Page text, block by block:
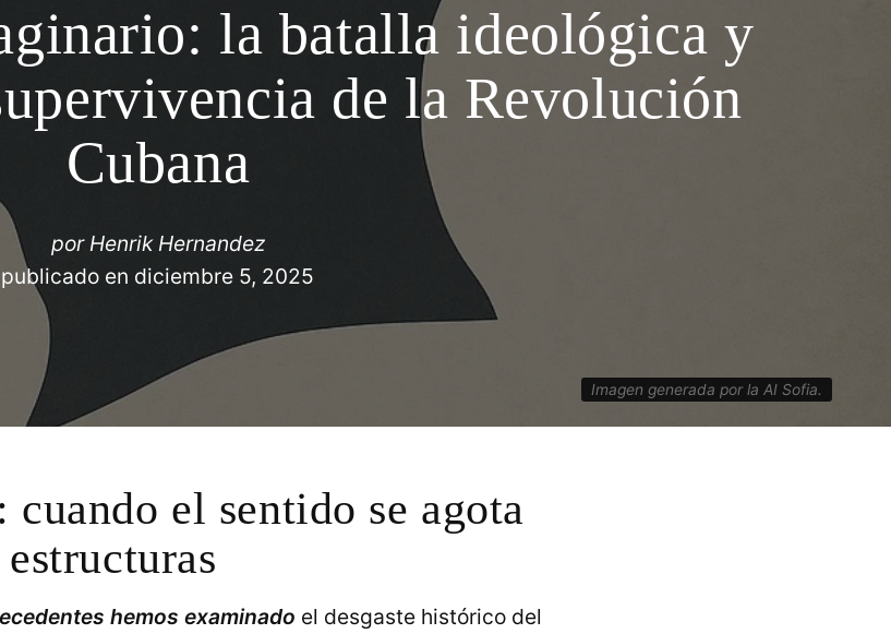
la batalla ideológica y
de la Revolución
Cubana
porHenrik Hernandez
publicado en diciembre 5, 2025
Imagen generada por la AI Sofia.
el sentido se agota
hemos examinado el desgaste histórico del